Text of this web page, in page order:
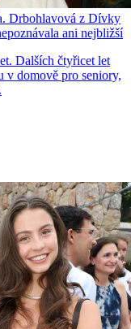
Drbohlavová z Dívky
ani nejbližší
Dalších čtyřicet let
v domově pro seniory,